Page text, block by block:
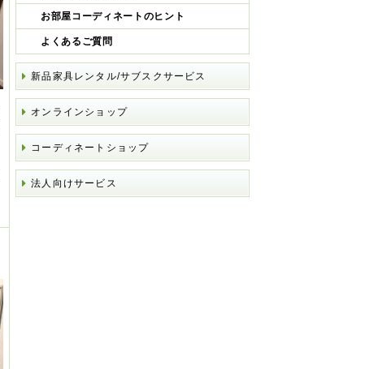
お部屋コーディネートのヒント
よくあるご質問
新品家具レンタル/サブスクサービス
オンラインショップ
コーディネートショップ
法人向けサービス